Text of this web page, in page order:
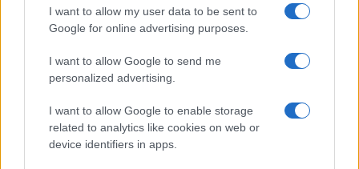
I want to allow my user data to be sent to
Google for online advertising purposes.
I want to allow Google to send me
personalized advertising.
I want to allow Google to enable storage
related to analytics like cookies on web or
device identifiers in apps.